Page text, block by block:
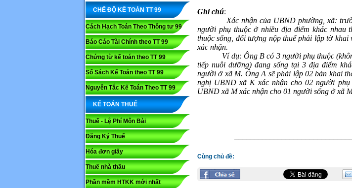
CHẾ ĐỘ KẾ TOÁN TT 99
Cách Hạch Toán Theo Thông tư 99
Báo Cáo Tài Chính theo TT 99
Chứng từ kế toán theo TT 99
Sổ Sách Kế Toán theo TT 99
Nguyên Tắc Kế Toán Theo TT 99
KẾ TOÁN THUẾ
Thuế - Lệ Phí Môn Bài
Đăng Ký Thuế
Hóa đơn giấy
Thuế nhà thầu
Phần mềm HTKK mới nhất
Ghi chú:
Xác nhận của UBND phường, xã:
người phụ thuộc ở nhiều địa điểm khác
thuộc sống, đối tượng nộp thuế phải lập tờ
xác nhận.
Ví dụ: Ông B có 3 người phụ thuộc
tiếp nuôi dưỡng) đang sống tại 3 địa điểm
người ở xã M. Ông A sẽ phải lập 02 bản khai
nghị UBND xã K xác nhận cho 02 người
UBND xã M xác nhận cho 01 người sống ở xã
Cùng chủ đề: